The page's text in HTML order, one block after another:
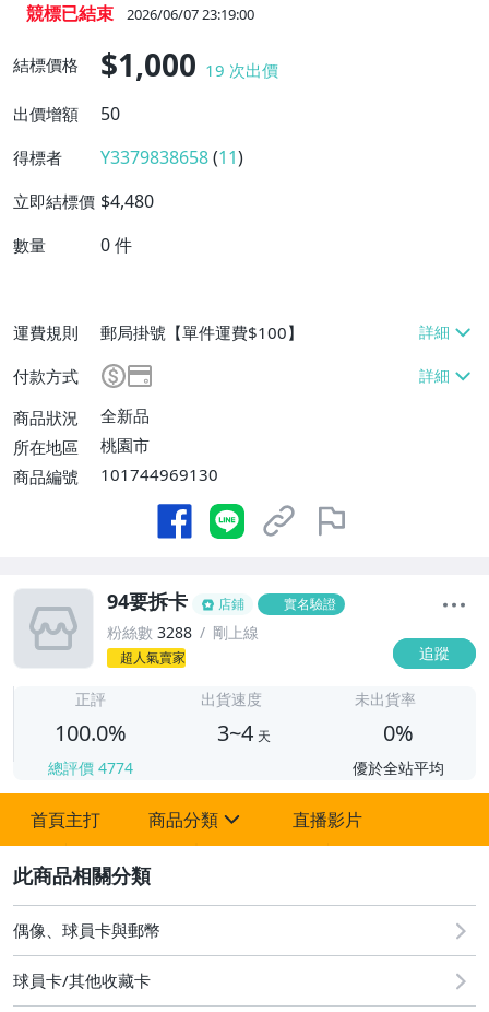
競標已結束 2026/06/07 23:19:00
結標價格 $1,000 19 次出價
出價增額
50
得標者 Y3379838658(11)
立即結標價 $4,480
數量 0件
運費規則
郵局掛號【單件運費$100】
付款方式
商品狀況
全新品
所在地區
桃園市
商品編號
101744969130
94要拆卡 店鋪 實名驗證
粉絲數 3288 剛上線
超人氣賣家 追蹤
正評
100.0%
總評價 4774
出貨速度
3~4 天
未出貨率
0%
優於全站平均
首頁主打 商品分類
一元起標專區
Topps Now
直播影片
偶像、球員卡與郵幣
球員卡/其他收藏卡